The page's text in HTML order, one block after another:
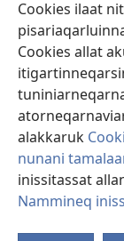
Cookies ilaat
Cookies allat
alakkaruk
nunani
inissitassat
Nammineq
(opens
new
window)
(opens
new
window)JW Hub ®
(opens
new
window)
Copyright© 2026
ATUINERMUT